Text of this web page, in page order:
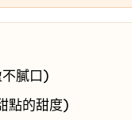
膩口)
點的甜度)